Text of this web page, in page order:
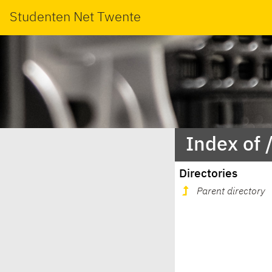
Studenten Net Twente
Index of
Directories
Parent directory